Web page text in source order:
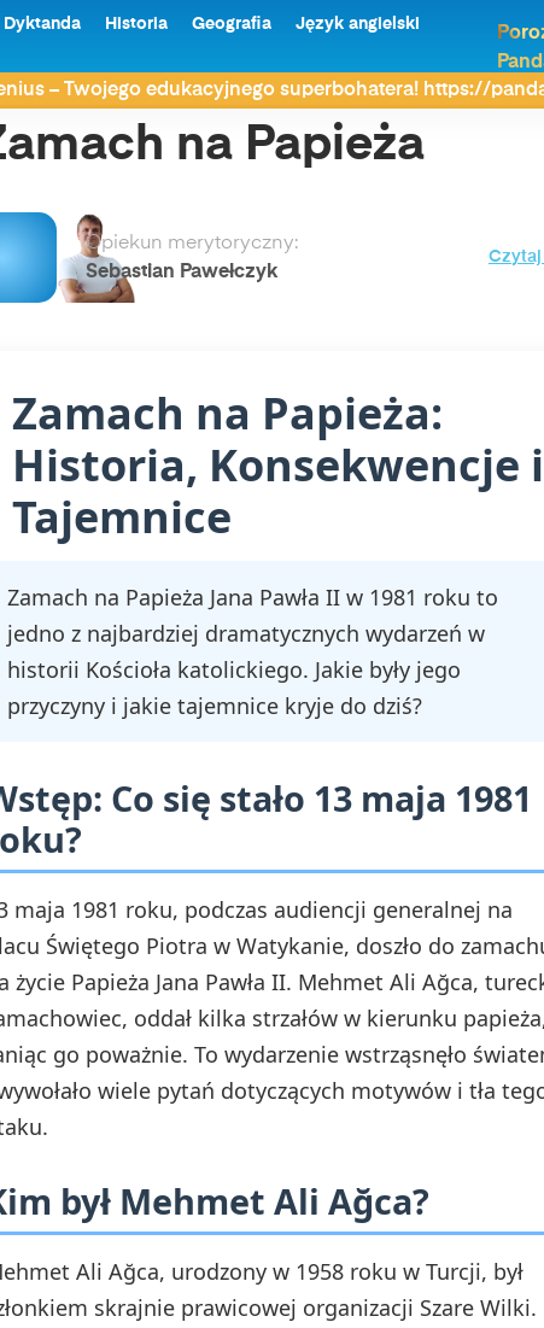
Dyktanda Historia Geografia Język angielski
– Twojego edukacyjnego superbohatera! https://
na Papieża
Opiekun merytoryczny:
Sebastian Pawełczyk
Zamach na Papieża:
Historia, Konsekwencje i
Tajemnice
Zamach na Papieża Jana Pawła II w 1981 roku to
jedno z najbardziej dramatycznych wydarzeń w
historii Kościoła katolickiego. Jakie były jego
przyczyny i jakie tajemnice kryje do dziś?
Co się stało 13 maja 1981
maja 1981 roku, podczas audiencji generalnej na
Świętego Piotra w Watykanie, doszło do
życie Papieża Jana Pawła II. Mehmet Ali Ağca,
oddał kilka strzałów w kierunku
go poważnie. To wydarzenie wstrząsnęło
wiele pytań dotyczących motywów i tła
był Mehmet Ali Ağca?
Ali Ağca, urodzony w 1958 roku w Turcji, był
skrajnie prawicowej organizacji Szare Wilki.